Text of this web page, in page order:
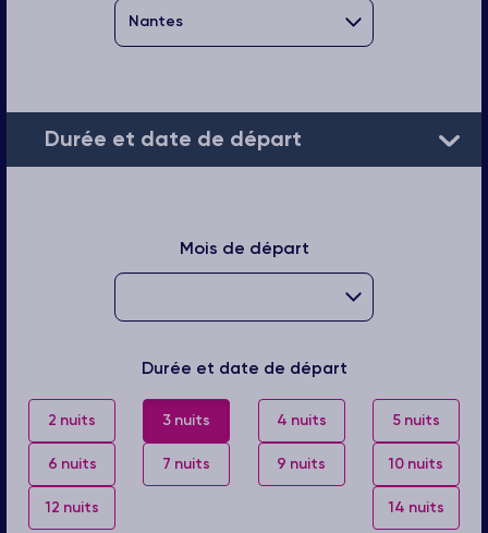
Durée et date de départ
Mois de départ
Durée et date de départ
2 nuits 3 nuits 4 nuits 5 nuits
6 nuits 7 nuits 9 nuits 10 nuits
12 nuits 14 nuits